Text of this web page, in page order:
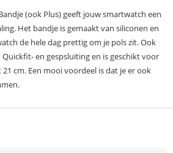
(ook Plus) geeft jouw smartwatch een
Het bandje is gemaakt van siliconen en
de hele dag prettig om je pols zit. Ook
en gespsluiting en is geschikt voor
cm. Een mooi voordeel is dat je er ook